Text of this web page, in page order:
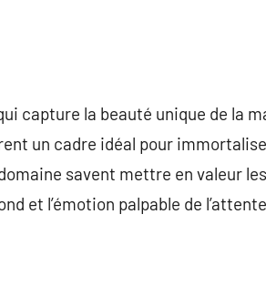
capture la beauté unique de la
un cadre idéal pour
savent mettre en valeur
et l’émotion palpable de